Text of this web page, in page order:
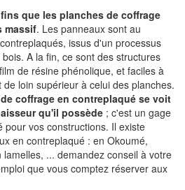
que les planches de coffrage
massif. Les panneaux sont au
issus d'un processus
A la fin, ce sont des structures
de résine phénolique, et faciles à
de loin supérieur à celui des planches.
coffrage en contreplaqué se voit
qu'il possède ; c'est un gage
pour vos constructions. Il existe
en contreplaqué : en Okoumé,
... demandez conseil à votre
que vous comptez réserver aux